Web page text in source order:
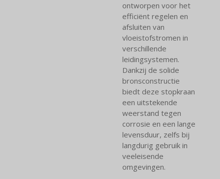
ontworpen voor het
efficiënt regelen en
afsluiten van
vloeistofstromen in
verschillende
leidingsystemen.
Dankzij de solide
bronsconstructie
biedt deze stopkraan
een uitstekende
weerstand tegen
corrosie en een lange
levensduur, zelfs bij
langdurig gebruik in
veeleisende
omgevingen.